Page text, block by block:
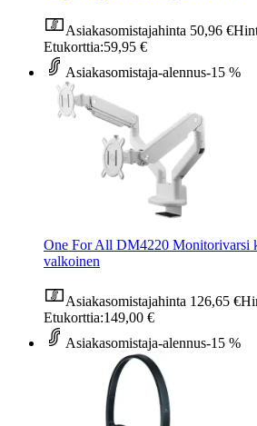
Asiakasomistajahinta 50,96 €
Etukorttia:59,95 €
Asiakasomistaja-alennus-15 %
One For All DM4220 Monitorivarsi
valkoinen
Asiakasomistajahinta 126,65 €
Etukorttia:149,00 €
Asiakasomistaja-alennus-15 %